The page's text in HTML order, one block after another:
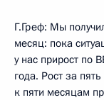
Г.Греф: Мы
месяц: пока
у нас прирост по
года. Рост за
к пяти месяцам